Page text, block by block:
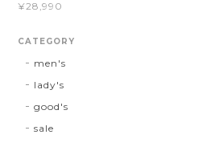
¥28,990
CATEGORY
men's
lady's
good's
sale